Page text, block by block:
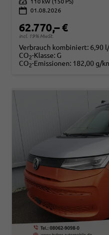
Leistung
110 kW (150 PS)
01.08.2026
62.770,– €
incl. 19% MwSt.
Verbrauch kombiniert: 6,90
CO2-Klasse: G
CO2-Emissionen: 182,00 g/